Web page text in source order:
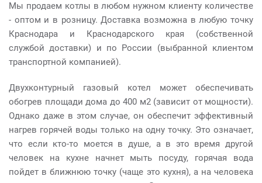
Мы продаем котлы в любом нужном клиенту количестве
- оптом и в розницу. Доставка возможна в любую точку
Краснодара и Краснодарского края (собственной
службой доставки) и по России (выбранной клиентом
транспортной компанией).
Двухконтурный газовый котел может обеспечивать
обогрев площади дома до 400 м2 (зависит от мощности).
Однако даже в этом случае, он обеспечит эффективный
нагрев горячей воды только на одну точку. Это означает,
что если кто-то моется в душе, а в это время другой
человек на кухне начнет мыть посуду, горячая вода
пойдет в ближнюю точку (чаще это кухня), а на человека